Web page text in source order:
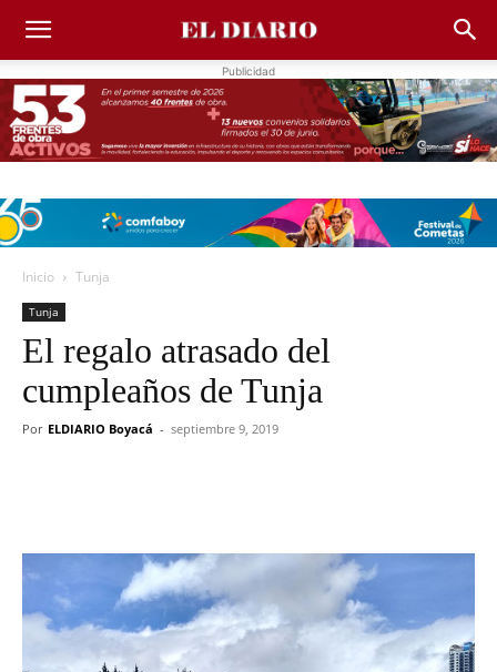
Publicidad
Inicio Tunja
Tunja
El regalo atrasado del
cumpleaños de Tunja
Por ELDIARIO Boyacá - septiembre 9, 2019